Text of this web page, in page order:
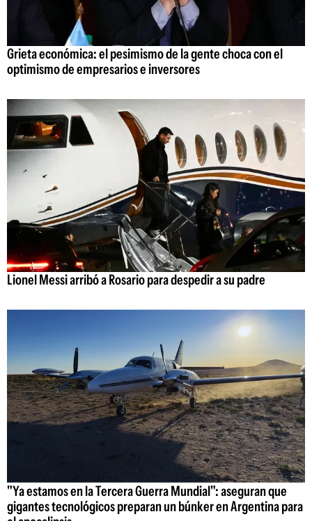
Grieta económica: el pesimismo de la gente choca con el
optimismo de empresarios e inversores
Lionel Messi arribó a Rosario para despedir a su padre
"Ya estamos en la Tercera Guerra Mundial": aseguran que
gigantes tecnológicos preparan un búnker en Argentina para